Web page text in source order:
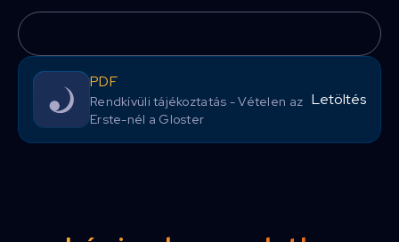
PDF
Rendkívüli tájékoztatás - Vételen az
Erste-nél a Gloster
Letöltés